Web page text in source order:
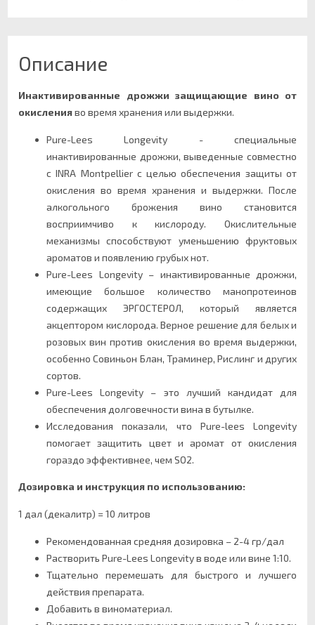
Описание
Инактивированные дрожжи защищающие вино от
окисленияво время хранения или выдержки.
Pure-Lees Longevity - специальные
инактивированные дрожжи, выведенные совместно
с INRA Montpellier с целью обеспечения защиты от
окисления во время хранения и выдержки. После
алкогольного брожения вино становится
восприимчиво к кислороду. Окислительные
механизмы способствуют уменьшению фруктовых
ароматов и появлению грубых нот.
Pure-Lees Longevity – инактивированные дрожжи,
имеющие большое количество манопротеинов
содержащих ЭРГОСТЕРОЛ, который является
акцептором кислорода. Верное решение для белых и
розовых вин против окисления во время выдержки,
особенно Совиньон Блан, Траминер, Рислинг и других
сортов.
Pure-Lees Longevity – это лучший кандидат для
обеспечения долговечности вина в бутылке.
Исследования показали, что Pure-lees Longevity
помогает защитить цвет и аромат от окисления
гораздо эффективнее, чем SO2.
Дозировка и инструкция по использованию:
1 дал (декалитр) = 10 литров
Рекомендованная средняя дозировка – 2-4 гр/дал
Растворить Pure-Lees Longevity в воде или вине 1:10.
Тщательно перемешать для быстрого и лучшего
действия препарата.
Добавить в виноматериал.